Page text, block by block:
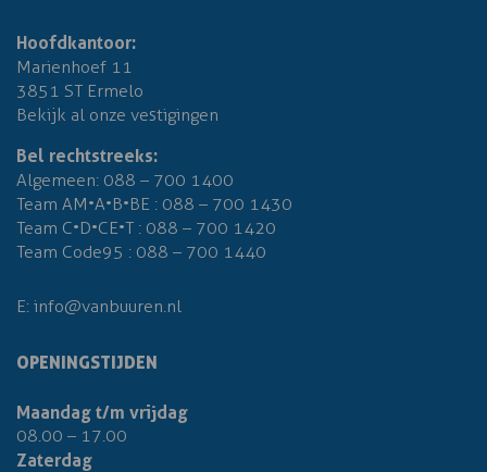
Hoofdkantoor:
Marienhoef 11
3851 ST Ermelo
Bekijk al onze vestigingen
Bel rechtstreeks:
Algemeen: 088 – 700 1400
Team AM•A•B•BE : 088 – 700 1430
Team C•D•CE•T : 088 – 700 1420
Team Code95 : 088 – 700 1440
E: info@vanbuuren.nl
OPENINGSTIJDEN
Maandag t/m vrijdag
08.00 – 17.00
Zaterdag